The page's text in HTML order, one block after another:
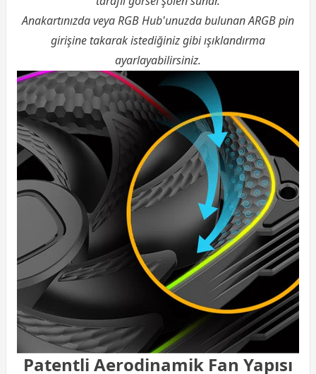
Anakartınızda veya RGB Hub'unuzda bulunan ARGB pin
girişine takarak istediğiniz gibi ışıklandırma
ayarlayabilirsiniz.
Patentli Aerodinamik Fan Yapısı